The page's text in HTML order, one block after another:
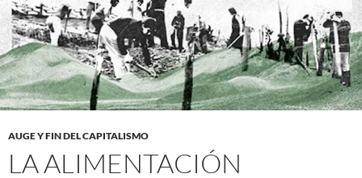
AUGE Y FIN DEL CAPITALISMO
LA ALIMENTACIÓN